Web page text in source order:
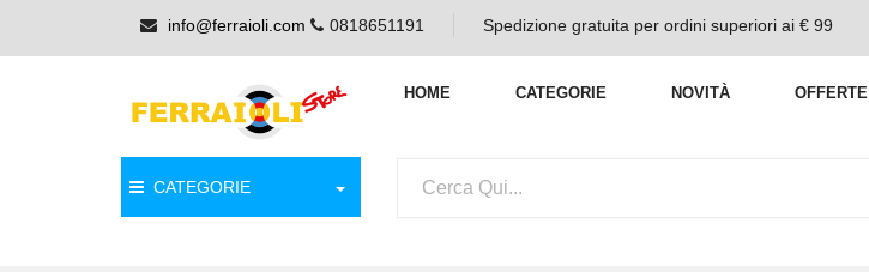
info@ferraioli.com 0818651191 Spedizione gratuita per ordini superiori ai € 99
HOME CATEGORIE NOVITÀ OFFERTE
CATEGORIE